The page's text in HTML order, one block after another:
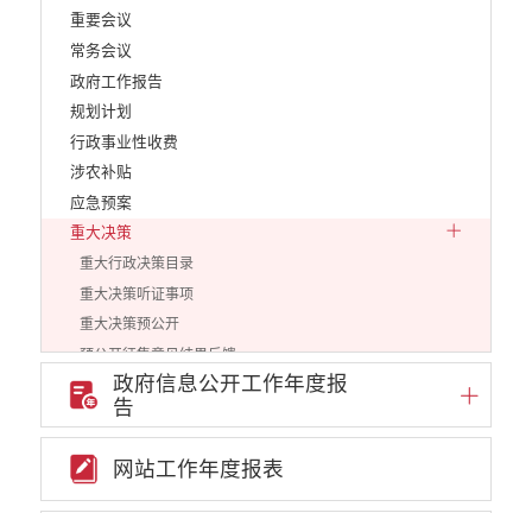
重要会议
常务会议
政府工作报告
规划计划
行政事业性收费
涉农补贴
应急预案
重大决策
重大行政决策目录
重大决策听证事项
重大决策预公开
预公开征集意见结果反馈
重点领域信息公开
权责清单
行政许可
行政处罚和行政强制
政府信息公开工作年度报
告
网站工作年度报表